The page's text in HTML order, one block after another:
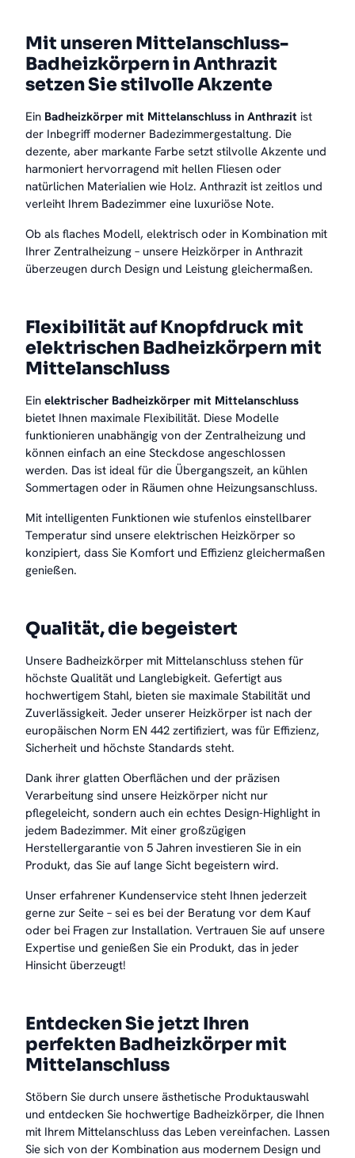
Mit unseren Mittelanschluss-
Badheizkörpern in Anthrazit
setzen Sie stilvolle Akzente
Ein Badheizkörper mit Mittelanschluss in Anthrazit ist
der Inbegriff moderner Badezimmergestaltung. Die
dezente, aber markante Farbe setzt stilvolle Akzente und
harmoniert hervorragend mit hellen Fliesen oder
natürlichen Materialien wie Holz. Anthrazit ist zeitlos und
verleiht Ihrem Badezimmer eine luxuriöse Note.
Ob als flaches Modell, elektrisch oder in Kombination mit
Ihrer Zentralheizung – unsere Heizkörper in Anthrazit
überzeugen durch Design und Leistung gleichermaßen.
Flexibilität auf Knopfdruck mit
elektrischen Badheizkörpern mit
Mittelanschluss
Ein elektrischer Badheizkörper mit Mittelanschluss
bietet Ihnen maximale Flexibilität. Diese Modelle
funktionieren unabhängig von der Zentralheizung und
können einfach an eine Steckdose angeschlossen
werden. Das ist ideal für die Übergangszeit, an kühlen
Sommertagen oder in Räumen ohne Heizungsanschluss.
Mit intelligenten Funktionen wie stufenlos einstellbarer
Temperatur sind unsere elektrischen Heizkörper so
konzipiert, dass Sie Komfort und Effizienz gleichermaßen
genießen.
Qualität, die begeistert
Unsere Badheizkörper mit Mittelanschluss stehen für
höchste Qualität und Langlebigkeit. Gefertigt aus
hochwertigem Stahl, bieten sie maximale Stabilität und
Zuverlässigkeit. Jeder unserer Heizkörper ist nach der
europäischen Norm EN 442 zertifiziert, was für Effizienz,
Sicherheit und höchste Standards steht.
Dank ihrer glatten Oberflächen und der präzisen
Verarbeitung sind unsere Heizkörper nicht nur
pflegeleicht, sondern auch ein echtes Design-Highlight in
jedem Badezimmer. Mit einer großzügigen
Herstellergarantie von 5 Jahren investieren Sie in ein
Produkt, das Sie auf lange Sicht begeistern wird.
Unser erfahrener Kundenservice steht Ihnen jederzeit
gerne zur Seite – sei es bei der Beratung vor dem Kauf
oder bei Fragen zur Installation. Vertrauen Sie auf unsere
Expertise und genießen Sie ein Produkt, das in jeder
Hinsicht überzeugt!
Entdecken Sie jetzt Ihren
perfekten Badheizkörper mit
Mittelanschluss
Stöbern Sie durch unsere ästhetische Produktauswahl
und entdecken Sie hochwertige Badheizkörper, die Ihnen
mit Ihrem Mittelanschluss das Leben vereinfachen. Lassen
Sie sich von der Kombination aus modernem Design und